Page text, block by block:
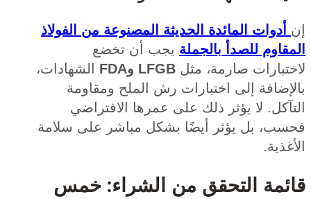
المائدة الحديثة المصنوعة من الفولاذ
للصدأ بالجملةيجب أن تخضع
صارمة، مثلLFGB وFDA
الشهادات،
إلى اختبارات رش الملح ومقاومة
لا يؤثر ذلك على عمرها الافتراضي
بل يؤثر أيضًا بشكل مباشر على سلامة
التحقق من الشراء: خمس